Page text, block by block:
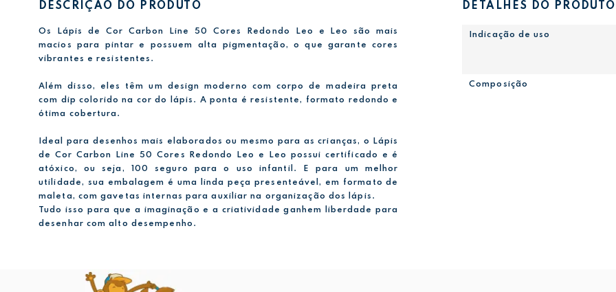
DESCRIÇÃO DO PRODUTO
Os Lápis de Cor Carbon Line 50 Cores Redondo Leo e Leo são mais
macios para pintar e possuem alta pigmentação, o que garante cores
vibrantes e resistentes.
Além disso, eles têm um design moderno com corpo de madeira preta
com dip colorido na cor do lápis. A ponta é resistente, formato redondo e
ótima cobertura.
Ideal para desenhos mais elaborados ou mesmo para as crianças, o Lápis
de Cor Carbon Line 50 Cores Redondo Leo e Leo possui certificado e é
atóxico, ou seja, 100 seguro para o uso infantil. E para um melhor
utilidade, sua embalagem é uma linda peça presenteável, em formato de
maleta, com gavetas internas para auxiliar na organização dos lápis.
Tudo isso para que a imaginação e a criatividade ganhem liberdade para
desenhar com alto desempenho.
DETALHES DO PRODUTO
Indicação de uso
Composição